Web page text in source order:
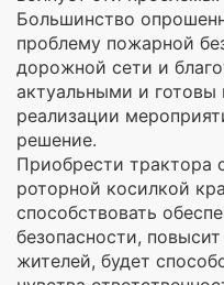
Большинство
проблему пожарной
дорожной сети и
актуальными и готовы
реализации
решение.
Приобрести трактора
роторной косилкой
способствовать
безопасности,
жителей, будет